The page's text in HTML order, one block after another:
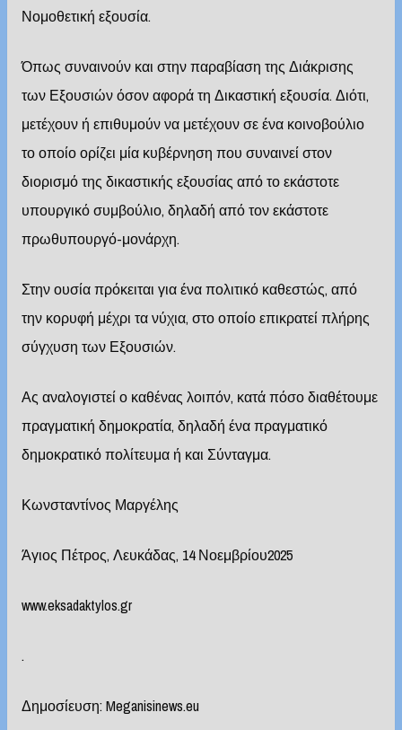
Νομοθετική εξουσία.
Όπως συναινούν και στην παραβίαση της Διάκρισης
των Εξουσιών όσον αφορά τη Δικαστική εξουσία. Διότι,
μετέχουν ή επιθυμούν να μετέχουν σε ένα κοινοβούλιο
το οποίο ορίζει μία κυβέρνηση που συναινεί στον
διορισμό της δικαστικής εξουσίας από το εκάστοτε
υπουργικό συμβούλιο, δηλαδή από τον εκάστοτε
πρωθυπουργό-μονάρχη.
Στην ουσία πρόκειται για ένα πολιτικό καθεστώς, από
την κορυφή μέχρι τα νύχια, στο οποίο επικρατεί πλήρης
σύγχυση των Εξουσιών.
Ας αναλογιστεί ο καθένας λοιπόν, κατά πόσο διαθέτουμε
πραγματική δημοκρατία, δηλαδή ένα πραγματικό
δημοκρατικό πολίτευμα ή και Σύνταγμα.
Κωνσταντίνος Μαργέλης
Άγιος Πέτρος, Λευκάδας, 14 Νοεμβρίου2025
www.eksadaktylos.gr
.
Δημοσίευση: Meganisinews.eu